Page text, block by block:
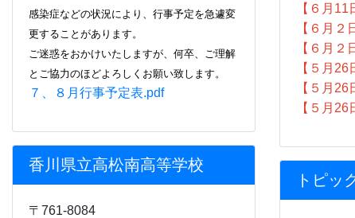
感染症などの状況により、行事予定を急遽変
更することがあります。
ご迷惑をおかけいたしますが、何卒、ご理解
とご協力のほどよろしくお願い致します。
７、８月行事予定表.pdf
香川県立高松南高等学校
〒761-8084
【６月11
【６月２
【６月２
【５月26
【５月26
【５月26
トピッ